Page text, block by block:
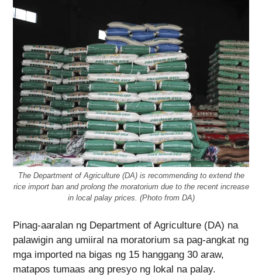
The Department of Agriculture (DA) is recommending to extend the
rice import ban and prolong the moratorium due to the recent increase
in local palay prices. (Photo from DA)
Pinag-aaralan ng Department of Agriculture (DA) na
palawigin ang umiiral na moratorium sa pag-angkat ng
mga imported na bigas ng 15 hanggang 30 araw,
matapos tumaas ang presyo ng lokal na palay.